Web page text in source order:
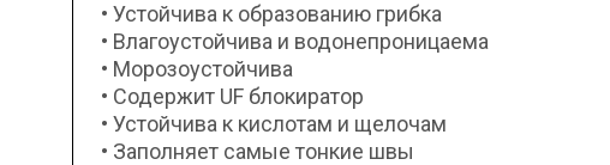
• Устойчива к образованию грибка
• Влагоустойчива и водонепроницаема
• Морозоустойчива
• Содержит UF блокиратор
• Устойчива к кислотам и щелочам
• Заполняет самые тонкие швы